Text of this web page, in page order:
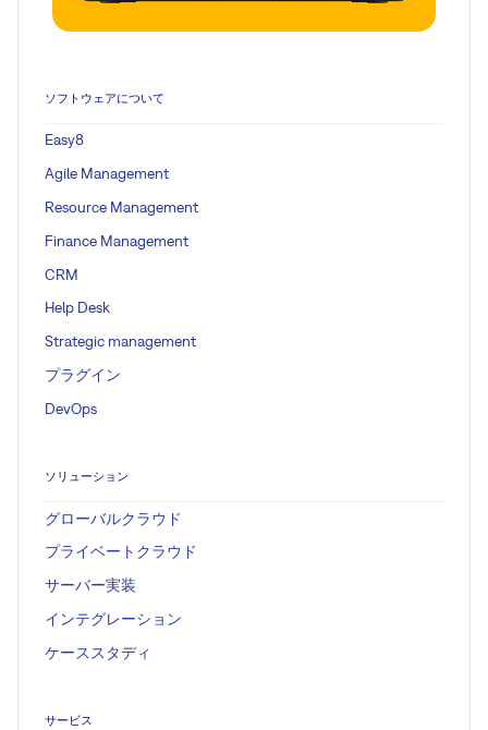
ソフトウェアについて
Easy8
Agile Management
Resource Management
Finance Management
CRM
Help Desk
Strategic management
プラグイン
DevOps
ソリューション
グローバルクラウド
プライベートクラウド
サーバー実装
インテグレーション
ケーススタディ
サービス